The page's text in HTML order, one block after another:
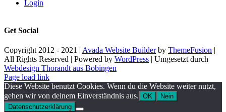
Login
Get Social
Copyright 2012 - 2021 | Avada Website Builderby ThemeFusion
All Rights Reserved | Powered by WordPress | Umgesetzt durch
Webdesign Thorandt aus Bobingen
Page load link
Diese Website benutzt Cookies. Wenn du die Website weiter nutzt,
gehen wir von deinem Einverständnis aus. OK
Nein
Datenschutzerklärung